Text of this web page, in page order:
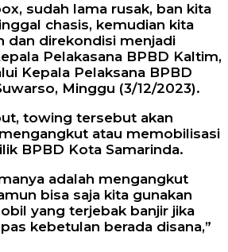
sudah lama rusak, ban kita
chasis, kemudian kita
dan direkondisi menjadi
Pelakasana BPBD Kaltim,
Kepala Pelaksana BPBD
Minggu (3/12/2023).
towing tersebut akan
atau memobilisasi
BPBD Kota Samarinda.
adalah mengangkut
bisa saja kita gunakan
yang terjebak banjir jika
kebetulan berada disana,”